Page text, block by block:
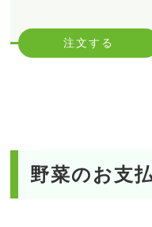
注文する
野菜のお支